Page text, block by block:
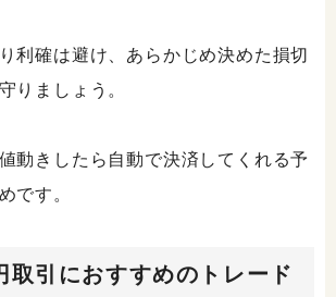
利確は避け、あらかじめ決めた損切
りましょう。
動きしたら自動で決済してくれる予
です。
取引におすすめのトレード